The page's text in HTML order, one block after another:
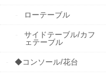
ローテーブル
サイドテーブル/カフ
ェテーブル
◆コンソール/花台